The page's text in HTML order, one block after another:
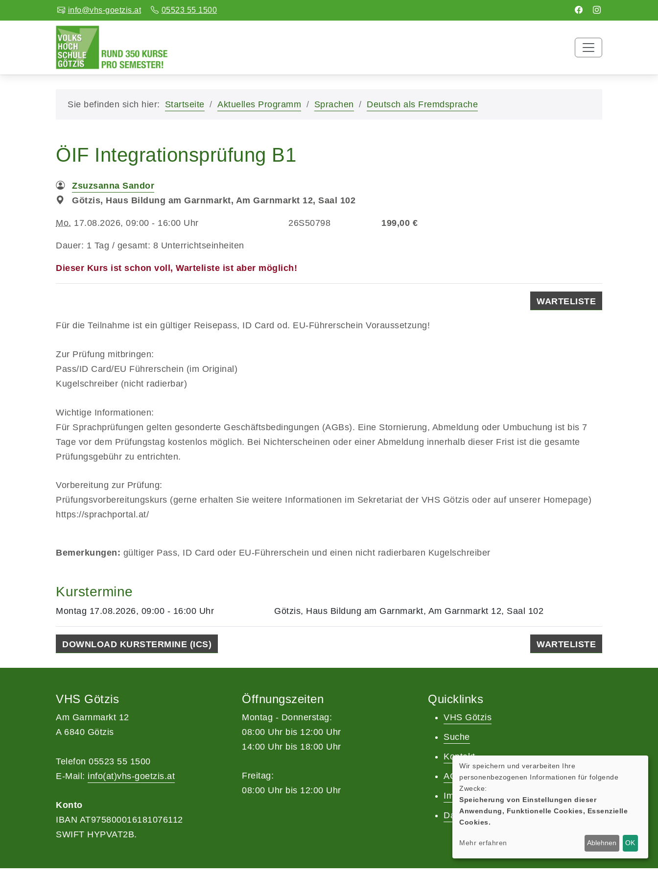
info@vhs-goetzis.at 05523 55 1500
Sie befinden sich hier: Startseite Aktuelles Programm Sprachen Deutsch als Fremdsprache
ÖIF Integrationsprüfung B1
Zsuzsanna Sandor
Götzis, Haus Bildung am Garnmarkt, Am Garnmarkt 12, Saal 102
Mo. 17.08.2026, 09:00 - 16:00 Uhr 26S50798 199,00 €
Dauer: 1 Tag / gesamt: 8 Unterrichtseinheiten
Dieser Kurs ist schon voll, Warteliste ist aber möglich!
WARTELISTE
Für die Teilnahme ist ein gültiger Reisepass, ID Card od. EU-Führerschein Voraussetzung!
Zur Prüfung mitbringen:
Pass/ID Card/EU Führerschein (im Original)
Kugelschreiber (nicht radierbar)
Wichtige Informationen:
Für Sprachprüfungen gelten gesonderte Geschäftsbedingungen (AGBs). Eine Stornierung, Abmeldung oder Umbuchung ist bis 7
Tage vor dem Prüfungstag kostenlos möglich. Bei Nichterscheinen oder einer Abmeldung innerhalb dieser Frist ist die gesamte
Prüfungsgebühr zu entrichten.
Vorbereitung zur Prüfung:
Prüfungsvorbereitungskurs (gerne erhalten Sie weitere Informationen im Sekretariat der VHS Götzis oder auf unserer Homepage)
https://sprachportal.at/
Bemerkungen: gültiger Pass, ID Card oder EU-Führerschein und einen nicht radierbaren Kugelschreiber
Kurstermine
Montag 17.08.2026, 09:00 - 16:00 Uhr Götzis, Haus Bildung am Garnmarkt, Am Garnmarkt 12, Saal 102
DOWNLOAD KURSTERMINE (ICS) WARTELISTE
VHS Götzis
Am Garnmarkt 12
A 6840 Götzis
Telefon 05523 55 1500
E-Mail: info(at)vhs-goetzis.at
Konto
IBAN AT975800016181076112
SWIFT HYPVAT2B.
Öffnungszeiten
Montag - Donnerstag:
08:00 Uhr bis 12:00 Uhr
14:00 Uhr bis 18:00 Uhr
Freitag:
08:00 Uhr bis 12:00 Uhr
Quicklinks
VHS Götzis
Suche
Kontakt
AGB
Impressum
Datenschutz
Wir speichern und verarbeiten Ihre
personenbezogenen Informationen für folgende
Zwecke:
Speicherung von Einstellungen dieser
Anwendung, Funktionelle Cookies, Essenzielle
Cookies.
Mehr erfahren Ablehnen OK